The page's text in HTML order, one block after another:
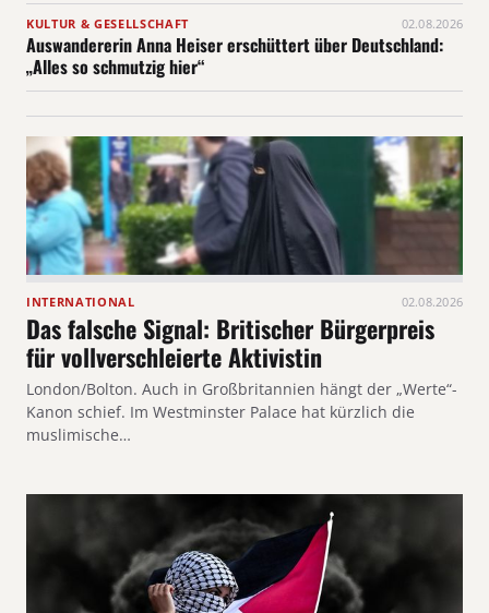
KULTUR & GESELLSCHAFT 02.08.2026
Auswandererin Anna Heiser erschüttert über Deutschland:
„Alles so schmutzig hier“
INTERNATIONAL 02.08.2026
Das falsche Signal: Britischer Bürgerpreis
für vollverschleierte Aktivistin
London/Bolton. Auch in Großbritannien hängt der „Werte“-
Kanon schief. Im Westminster Palace hat kürzlich die
muslimische…